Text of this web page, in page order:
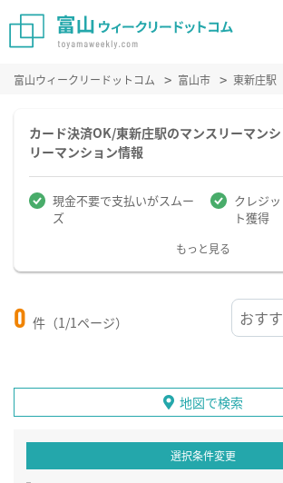
富山ウィークリードットコム 富山市 東新庄駅
カード決済OK/東新庄駅のマンスリーマン
リーマンション情報
現金不要で支払いがスムー
ズ
クレジ
ト獲得
もっと見る
0 件（1/1ページ）
地図で検索
選択条件変更